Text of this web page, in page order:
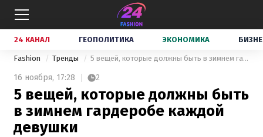
24 КАНАЛ ГЕОПОЛИТИКА ЭКОНОМИКА
Fashion Тренды 5 вещей, которые должны быть в зимнем гардеробе каждой девушки
16 ноября, 17:28 2
5 вещей, которые должны быть
в зимнем гардеробе каждой
девушки